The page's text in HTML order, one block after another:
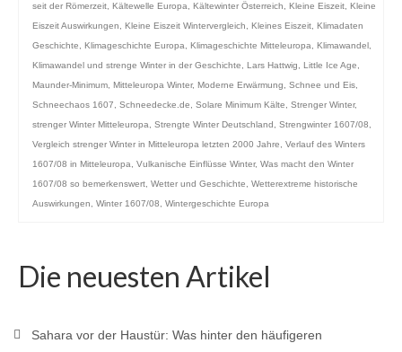
seit der Römerzeit Kältewelle Europa Kältewinter Österreich Kleine Eiszeit Kleine
Eiszeit Auswirkungen
Kleine Eiszeit Wintervergleich Kleines Eiszeit Klimadaten
Geschichte
Klimageschichte Europa Klimageschichte Mitteleuropa Klimawandel
Klimawandel und strenge Winter in der Geschichte
Lars Hattwig Little Ice Age
Maunder-Minimum Mitteleuropa Winter, Moderne Erwärmung Schnee und Eis
Schneechaos 1607
Schneedecke.de Solare Minimum Kälte Strenger Winter,
strenger Winter Mitteleuropa
Strengte Winter Deutschland Strengwinter 1607/08
Vergleich strenger Winter in Mitteleuropa letzten 2000 Jahre
Verlauf des Winters
1607/08 in Mitteleuropa
Vulkanische Einflüsse Winter, Was macht den Winter
1607/08 so bemerkenswert Wetter und Geschichte
Wetterextreme historische
Auswirkungen
Winter 1607/08 Wintergeschichte Europa
Die neuesten Artikel
Sahara vor der Haustür: Was hinter den häufigeren